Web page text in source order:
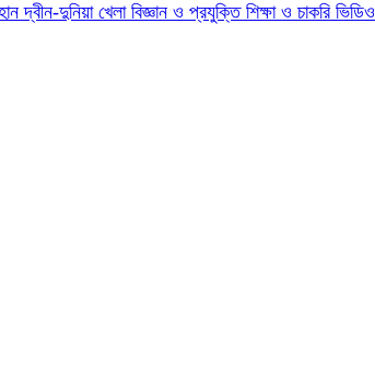
দ্বীন-দুনিয়া খেলা বিজ্ঞান ও প্রযুক্তি শিক্ষা ও চাকরি ভিডিও